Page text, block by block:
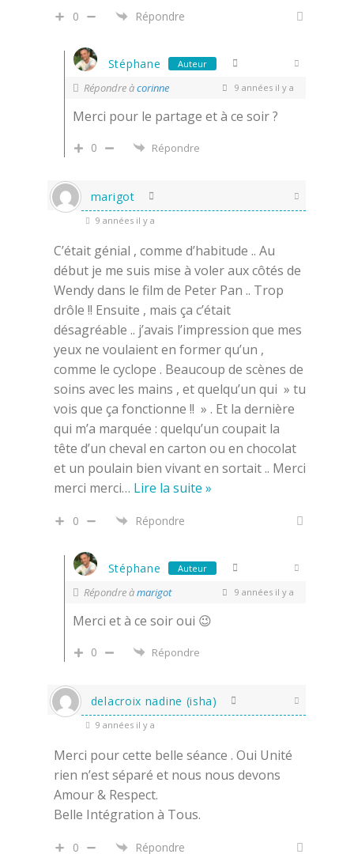
0 Répondre
Stéphane Auteur
Répondre àcorinne 9 années il y a
Merci pour le partage et à ce soir ?
0 Répondre
marigot
9 années il y a
C’était génial , comme d’habitude .. Au
début je me suis mise à voler aux côtés de
Wendy dans le film de Peter Pan .. Trop
drôle !! Ensuite , mais ça c’était
désagréable .. j’avais l’impression que mes
yeux ne voulaient en former qu’un ,
comme le cyclope . Beaucoup de scènes de
soins avec les mains , et quelqu’un qui » tu
vois que ça fonctionne !! » . Et la dernière
qui m’a marquée : quelqu’un coupait la
tête d’un cheval en carton ou en chocolat
et un poulain bien vivant en sortait .. Merci
merci merci… Lire la suite »
0 Répondre
Stéphane Auteur
Répondre àmarigot 9 années il y a
Merci et à ce soir oui 😉
0 Répondre
delacroix nadine (isha)
9 années il y a
Merci pour cette belle séance . Oui Unité
rien n’est séparé et nous nous devons
Amour & Respect.
Belle Intégration à Tous.
0 Répondre